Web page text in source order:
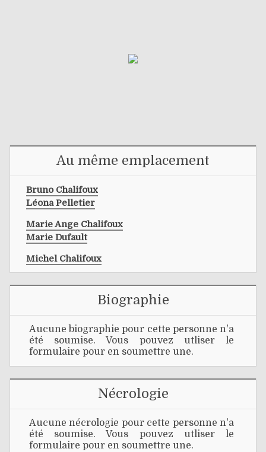
Au même emplacement
Bruno Chalifoux
Léona Pelletier
Marie Ange Chalifoux
Marie Dufault
Michel Chalifoux
Biographie
Aucune biographie pour cette personne n'a
été soumise. Vous pouvez utliser le
formulaire pour en soumettre une.
Nécrologie
Aucune nécrologie pour cette personne n'a
été soumise. Vous pouvez utliser le
formulaire pour en soumettre une.